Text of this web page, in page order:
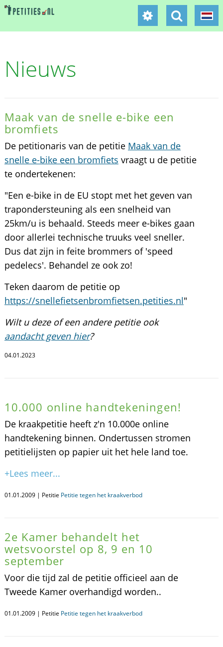
Nieuws
Maak van de snelle e-bike een
bromfiets
De petitionaris van de petitie Maak van de
snelle e-bike een bromfiets vraagt u de petitie
te ondertekenen:
"Een e-bike in de EU stopt met het geven van
trapondersteuning als een snelheid van
25km/u is behaald. Steeds meer e-bikes gaan
door allerlei technische truuks veel sneller.
Dus dat zijn in feite brommers of 'speed
pedelecs'. Behandel ze ook zo!
Teken daarom de petitie op
https://snellefietsenbromfietsen.petities.nl"
Wilt u deze of een andere petitie ook
aandacht geven hier?
04.01.2023
10.000 online handtekeningen!
De kraakpetitie heeft z'n 10.000e online
handtekening binnen. Ondertussen stromen
petitielijsten op papier uit het hele land toe.
+Lees meer...
01.01.2009 | Petitie Petitie tegen het kraakverbod
2e Kamer behandelt het
wetsvoorstel op 8, 9 en 10
september
Voor die tijd zal de petitie officieel aan de
Tweede Kamer overhandigd worden..
01.01.2009 | Petitie Petitie tegen het kraakverbod